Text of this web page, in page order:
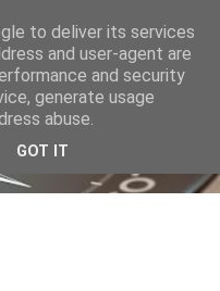
to deliver its services
and user-agent are
and security
generate usage
abuse.
GOT IT